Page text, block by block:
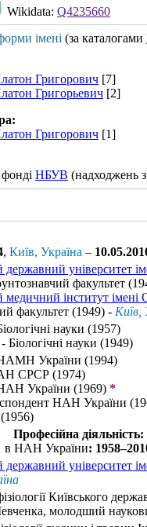
Wikidata: Q4235660
імені (за каталогами
Григорович [7]
Григорьевич [2]
Григорович [1]
НБУВ (надходжень
, Київ, Україна –
державний університет
факультет
медичний інститут імені
факультет (1949) - Київ,
науки (1957)
Біологічні науки (1949)
України (1994)
АН СРСР (1974)
України (1969) *
НАН України
Професійна діяльність:
в НАН України:
державний університет
Київського
молодший